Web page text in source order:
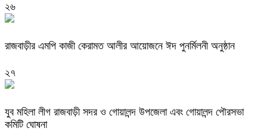
২৬
রাজবাড়ীর এমপি কাজী কেরামত আলীর আয়োজনে ঈদ পুনর্মিলনী অনুষ্ঠান
২৭
যুব মহিলা লীগ রাজবাড়ী সদর ও গোয়ালন্দ উপজেলা এবং গোয়ালন্দ পৌরসভা
কমিটি ঘোষনা